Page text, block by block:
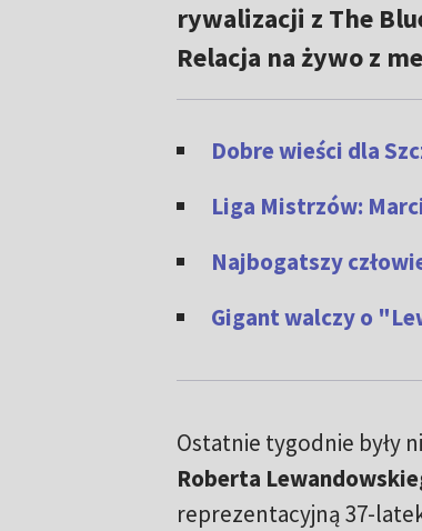
rywalizacji z The
Relacja na żywo z
Dobre wieści dla
Liga Mistrzów:
Najbogatszy
Gigant walczy o
Ostatnie tygodnie były
Roberta
reprezentacyjną 37-